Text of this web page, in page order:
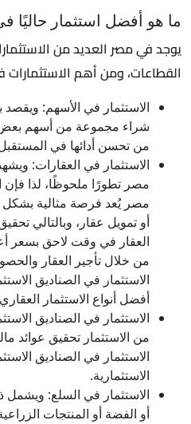
ما هو أفضل استثمار حاليًا
يوجد في مصر العديد من
القطاعات، ومن أهم الاستثمارات
الاستثمار في الأسهم: ويقصد
شراء مجموعة من أسهم بعض
من تحسن أدائها في
الاستثمار في العقارات:
مصر تطورًا ملحوظًا، لذا فإن
مصر يُعد فرصة مثالية
أو تمويل عقار، وبالتالي
العقار في وقت لاحق بسعر
من خلال تأجير العقار
الاستثمار في الصناديق
أفضل أنواع الاستثمار
الاستثمار في الصناديق
من الاستثمار تحقيق عوائد
الاستثمار في الصناديق
الاستثمارية.
الاستثمار في السلع: ويشمل
أو الفضة أو المنتجات